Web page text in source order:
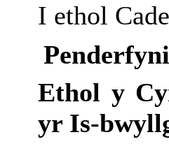
I ethol
Ethol y
yr Is-